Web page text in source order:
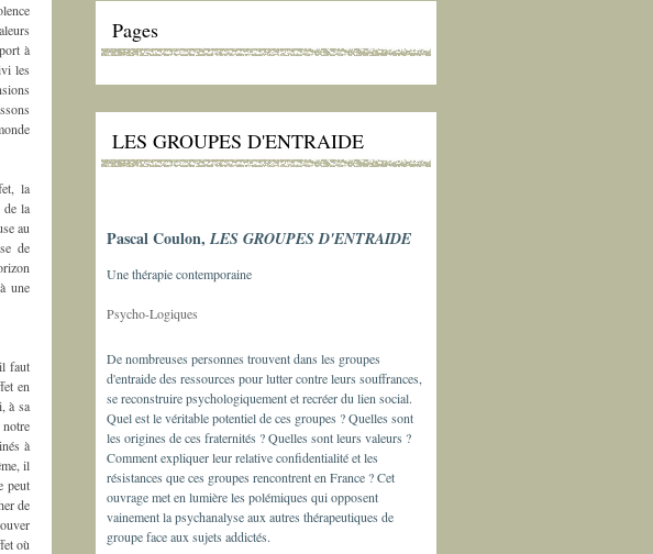
à
les
la
de la
au
de
une
faut
en
à sa
à
il
peut
de
où
Pages
LES GROUPES D'ENTRAIDE
Pascal Coulon,LES GROUPES D'ENTRAIDE
Une thérapie contemporaine
Psycho-Logiques
De nombreuses personnes trouvent dans les groupes
d'entraide des ressources pour lutter contre leurs souffrances,
se reconstruire psychologiquement et recréer du lien social.
Quel est le véritable potentiel de ces groupes ? Quelles sont
les origines de ces fraternités ? Quelles sont leurs valeurs ?
Comment expliquer leur relative confidentialité et les
résistances que ces groupes rencontrent en France ? Cet
ouvrage met en lumière les polémiques qui opposent
vainement la psychanalyse aux autres thérapeutiques de
groupe face aux sujets addictés.